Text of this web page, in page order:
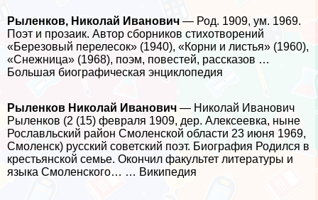
Рыленков, Николай Иванович — Род. 1909, ум. 1969.
Поэт и прозаик. Автор сборников стихотворений
«Березовый перелесок» (1940), «Корни и листья» (1960),
«Снежница» (1968), поэм, повестей, рассказов …
Большая биографическая энциклопедия
Рыленков Николай Иванович — Николай Иванович
Рыленков (2 (15) февраля 1909, дер. Алексеевка, ныне
Рославльский район Смоленской области 23 июня 1969,
Смоленск) русский советский поэт. Биография Родился в
крестьянской семье. Окончил факультет литературы и
языка Смоленского… … Википедия